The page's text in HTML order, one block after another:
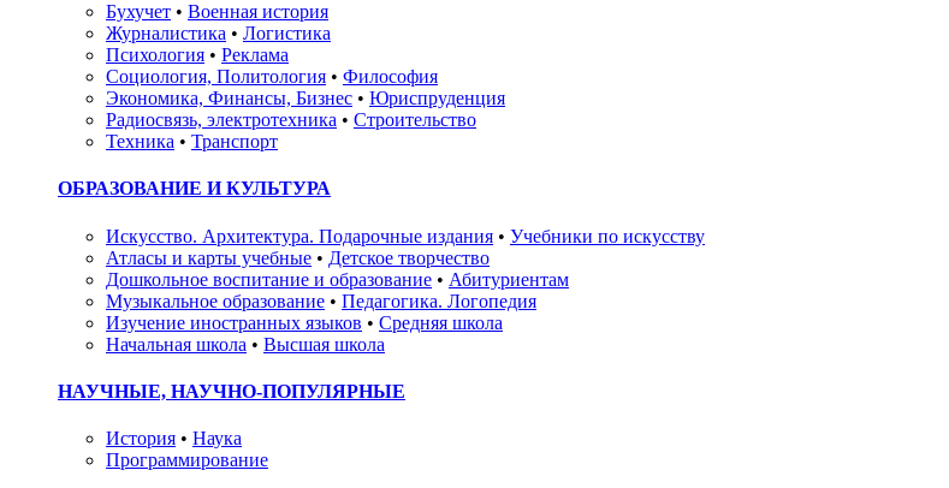
Бухучет • Военная история
Журналистика • Логистика
Психология • Реклама
Социология, Политология • Философия
Экономика, Финансы, Бизнес • Юриспруденция
Радиосвязь, электротехника • Строительство
Техника • Транспорт
ОБРАЗОВАНИЕ И КУЛЬТУРА
Искусство. Архитектура. Подарочные издания • Учебники по искусству
Атласы и карты учебные • Детское творчество
Дошкольное воспитание и образование • Абитуриентам
Музыкальное образование • Педагогика. Логопедия
Изучение иностранных языков • Средняя школа
Начальная школа • Высшая школа
НАУЧНЫЕ, НАУЧНО-ПОПУЛЯРНЫЕ
История • Наука
Программирование